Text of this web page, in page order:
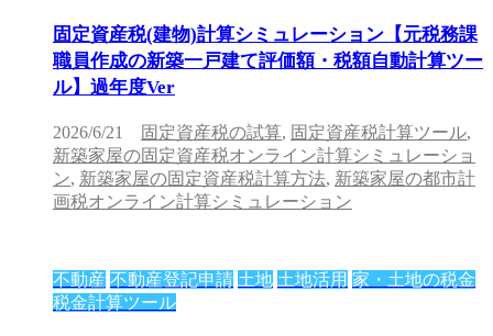
固定資産税(建物)計算シミュレーション【元税務課
職員作成の新築一戸建て評価額・税額自動計算ツー
ル】過年度Ver
2026/6/21 固定資産税の試算, 固定資産税計算ツール,
新築家屋の固定資産税オンライン計算シミュレーショ
ン, 新築家屋の固定資産税計算方法, 新築家屋の都市計
画税オンライン計算シミュレーション
不動産 不動産登記申請 土地 土地活用 家・土地の税金
税金計算ツール